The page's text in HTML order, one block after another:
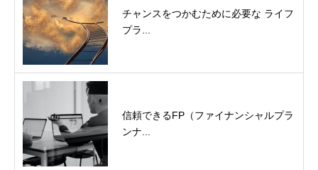
チャンスをつかむために必要な ライフ
プラ...
信頼できるFP（ファイナンシャルプラ
ンナ...